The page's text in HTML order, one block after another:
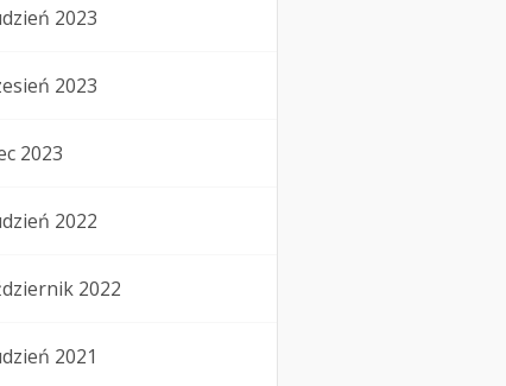
2023
2023
2023
2022
2022
2021